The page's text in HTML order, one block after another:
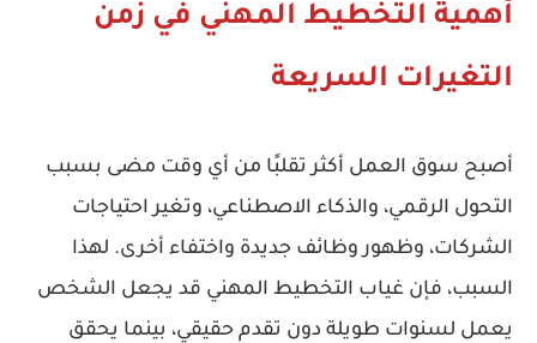
أهمية التخطيط المهني في زمن
التغيرات السريعة
أصبح سوق العمل أكثر تقلبًا من أي وقت مضى بسبب
التحول الرقمي، والذكاء الاصطناعي، وتغير احتياجات
الشركات، وظهور وظائف جديدة واختفاء أخرى. لهذا
السبب، فإن غياب التخطيط المهني قد يجعل الشخص
يعمل لسنوات طويلة دون تقدم حقيقي، بينما يحقق